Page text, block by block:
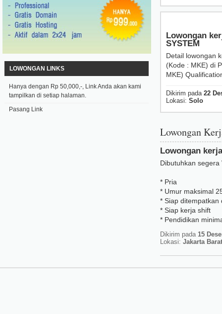
LOWONGAN LINKS
Hanya dengan Rp 50,000,-, Link Anda akan kami
tampilkan di setiap halaman.
Pasang Link
Lowongan
SYSTEM
Detail lowongan
(Kode : MKE) di
MKE)
Dikirim pada 22
Lokasi: Solo
Lowongan
Lowongan
Dibutuhkan
* Pria
* Umur maksimal
* Siap
* Siap kerja shift
* Pendidikan
Dikirim pada 15
Lokasi: Jakarta